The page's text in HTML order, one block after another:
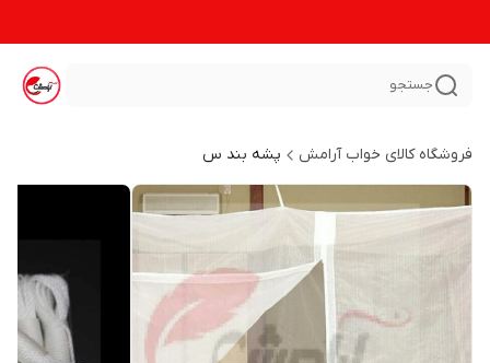
جستجو
فروشگاه کالای خواب آرامش پشه بند س